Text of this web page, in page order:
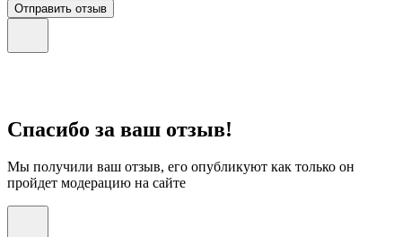
Отправить отзыв
Спасибо за ваш отзыв!
Мы получили ваш отзыв, его опубликуют как только он
пройдет модерацию на сайте